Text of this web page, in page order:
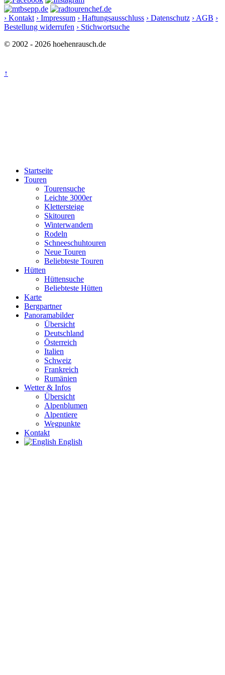
› Kontakt › Impressum › Haftungsausschluss › Datenschutz › AGB ›
Bestellung widerrufen › Stichwortsuche
© 2002 - 2026 hoehenrausch.de
↑
Startseite
Touren
Tourensuche
Leichte 3000er
Klettersteige
Skitouren
Winterwandern
Rodeln
Schneeschuhtouren
Neue Touren
Beliebteste Touren
Hütten
Hüttensuche
Beliebteste Hütten
Karte
Bergpartner
Panoramabilder
Übersicht
Deutschland
Österreich
Italien
Schweiz
Frankreich
Rumänien
Wetter & Infos
Übersicht
Alpenblumen
Alpentiere
Wegpunkte
Kontakt
English